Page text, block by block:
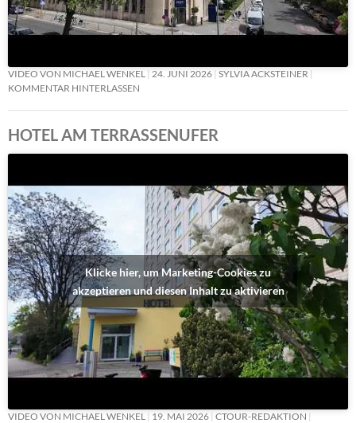
VIDEO VON MICHAEL WENKEL 24. JUNI 2026 SYLVIA ACKSTEINER
KOMMENTAR HINTERLASSEN
HOTEL AM TERRASSENUFER
Klicke hier, um Marketing-Cookies zu
akzeptieren und diesen Inhalt zu aktivieren
VIDEO VON MICHAEL WENKEL 19. MAI 2026 CTOUR-REDAKTION